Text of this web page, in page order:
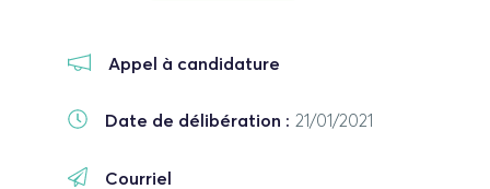
Appel à candidature
Date de délibération : 21/01/2021
Courriel